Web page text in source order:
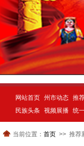
网站首页 州市动态 推
民族头条
视频展播 统
当前位置： 首页 >> 推荐